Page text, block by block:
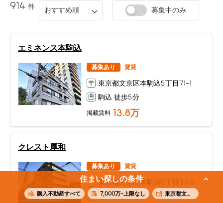
住まい探しの条件
購入不動産すべて 7,000万~上限なし 東京都文京区本駒込
914 件 おすすめ順 募集中のみ
エミネンス本駒込
募集あり 賃貸
東京都文京区本駒込5丁目71-1
駒込 徒歩5分
掲載賃料 13.8万
クレスト厚和
募集あり 賃貸
東京都文京区本駒込5丁目37-6
駒込 徒歩8分